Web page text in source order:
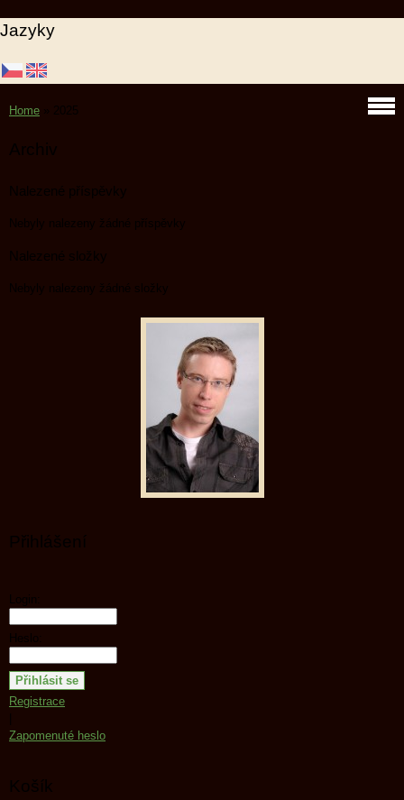
Jazyky
Home 2025
Archiv
Nalezené příspěvky
Nebyly nalezeny žádné příspěvky
Nalezené složky
Nebyly nalezeny žádné složky
Přihlášení
Login:
Heslo:
Registrace
Zapomenuté heslo
Košík